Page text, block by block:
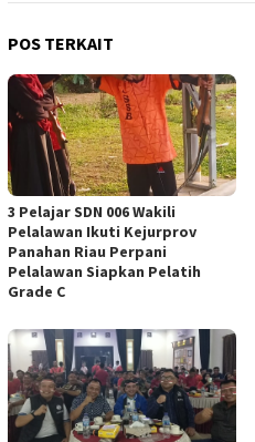
POS TERKAIT
3 Pelajar SDN 006 Wakili
Pelalawan Ikuti Kejurprov
Panahan Riau Perpani
Pelalawan Siapkan Pelatih
Grade C